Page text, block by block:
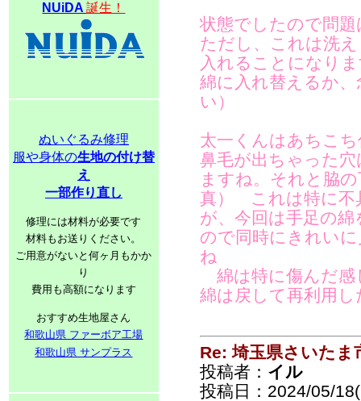
NUiDA誕生！
ぬいぐるみ修理
服や身体の生地の付け替
え
一部作り直し
修理には材料が必要です
材料もお送りください。
ご用意がないと何ヶ月もかか
り
費用も高額になります
おすすめ生地屋さん
和歌山県 ファーボア工場
和歌山県 サンプラス
状態でしたので問
ただし、これは洗
入れることになり
綿に入れ替えるか
い）
太一くんはあちこ
鼻毛が出ちゃった
ますね。それと脇
真） これは特に不
が、今回は手足の
ので同時にきれい
ね
綿は特に傷んだ感
綿は戻して再利用
Re: 埼玉県さいたま
投稿者： イル
投稿日：2024/05/